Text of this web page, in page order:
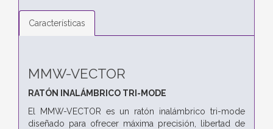
Características
MMW-VECTOR
RATÓN INALÁMBRICO TRI-MODE
El MMW-VECTOR es un ratón inalámbrico tri-mode
diseñado para ofrecer máxima precisión, libertad de